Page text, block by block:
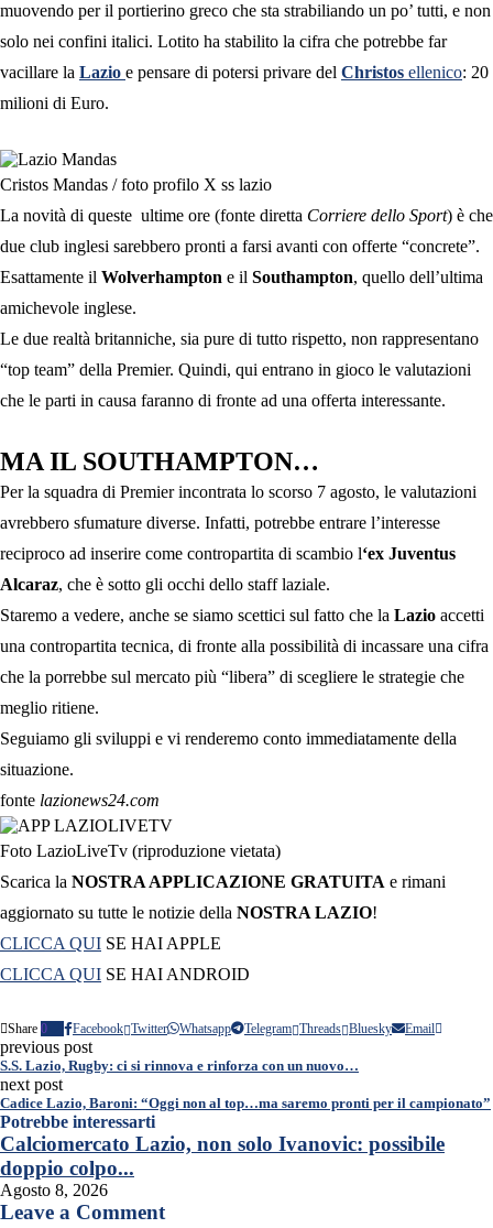
muovendo per il portierino greco che sta strabiliando un po’ tutti, e non
solo nei confini italici. Lotito ha stabilito la cifra che potrebbe far
vacillare la Lazio e pensare di potersi privare del Christos ellenico: 20
milioni di Euro.
Cristos Mandas / foto profilo X ss lazio
La novità di queste ultime ore (fonte diretta Corriere dello Sport) è che
due club inglesi sarebbero pronti a farsi avanti con offerte “concrete”.
Esattamente il Wolverhampton e il Southampton, quello dell’ultima
amichevole inglese.
Le due realtà britanniche, sia pure di tutto rispetto, non rappresentano
“top team” della Premier. Quindi, qui entrano in gioco le valutazioni
che le parti in causa faranno di fronte ad una offerta interessante.
MA IL SOUTHAMPTON…
Per la squadra di Premier incontrata lo scorso 7 agosto, le valutazioni
avrebbero sfumature diverse. Infatti, potrebbe entrare l’interesse
reciproco ad inserire come contropartita di scambio l‘ex Juventus
Alcaraz, che è sotto gli occhi dello staff laziale.
Staremo a vedere, anche se siamo scettici sul fatto che la Lazio accetti
una contropartita tecnica, di fronte alla possibilità di incassare una cifra
che la porrebbe sul mercato più “libera” di scegliere le strategie che
meglio ritiene.
Seguiamo gli sviluppi e vi renderemo conto immediatamente della
situazione.
fonte lazionews24.com
Foto LazioLiveTv (riproduzione vietata)
Scarica la NOSTRA APPLICAZIONE GRATUITA e rimani
aggiornato su tutte le notizie della NOSTRA LAZIO!
CLICCA QUI SE HAI APPLE
CLICCA QUI SE HAI ANDROID
Share 0 Facebook Twitter Whatsapp Telegram Threads Bluesky Email
previous post
S.S. Lazio, Rugby: ci si rinnova e rinforza con un nuovo…
next post
Cadice Lazio, Baroni: “Oggi non al top…ma saremo pronti per il campionato”
Potrebbe interessarti
Calciomercato Lazio, non solo Ivanovic: possibile
doppio colpo...
Agosto 8, 2026
Leave a Comment